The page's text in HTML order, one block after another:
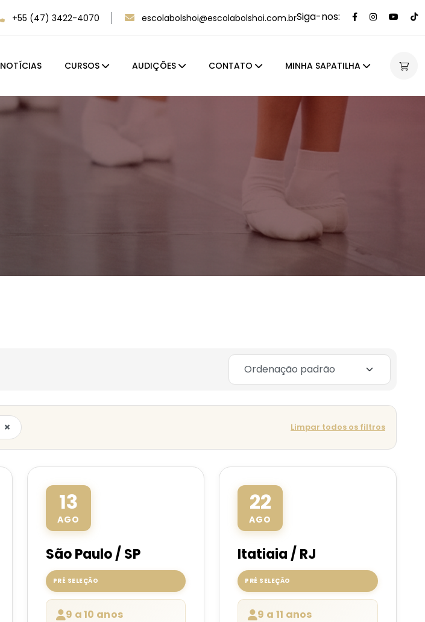
+55 (47) 3422-4070 escolabolshoi@escolabolshoi.com.brSiga-nos:
NOTÍCIAS CURSOS AUDIÇÕES CONTATO MINHA SAPATILHA
× Limpar todos os filtros
13
AGO
São Paulo / SP
PRÉ SELEÇÃO
9 a 10 anos
22
AGO
Itatiaia / RJ
PRÉ SELEÇÃO
9 a 11 anos